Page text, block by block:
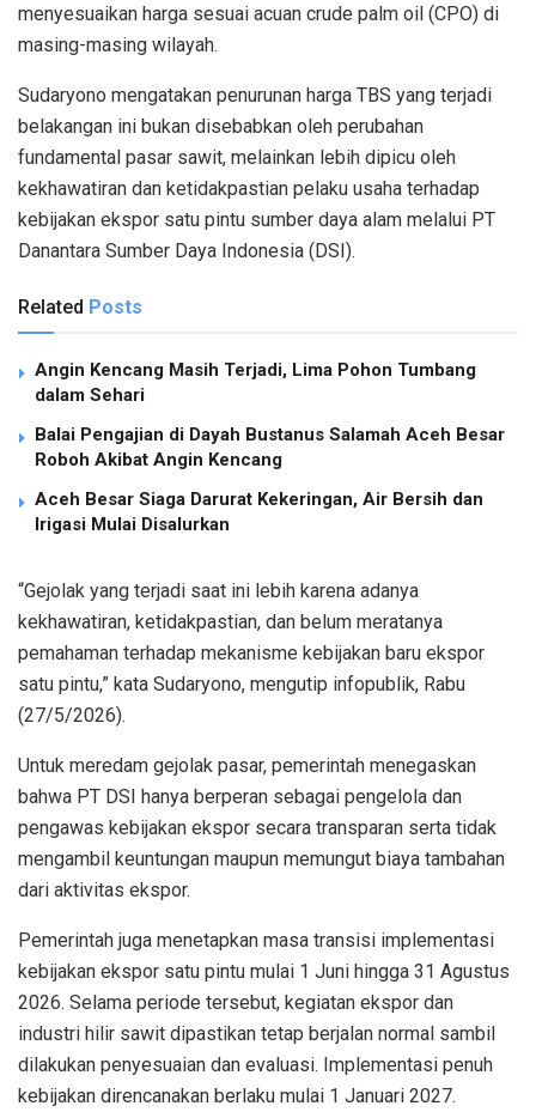
menyesuaikan harga sesuai acuan crude palm oil (CPO) di
masing-masing wilayah.
Sudaryono mengatakan penurunan harga TBS yang terjadi
belakangan ini bukan disebabkan oleh perubahan
fundamental pasar sawit, melainkan lebih dipicu oleh
kekhawatiran dan ketidakpastian pelaku usaha terhadap
kebijakan ekspor satu pintu sumber daya alam melalui PT
Danantara Sumber Daya Indonesia (DSI).
Related Posts
Angin Kencang Masih Terjadi, Lima Pohon Tumbang
dalam Sehari
Balai Pengajian di Dayah Bustanus Salamah Aceh Besar
Roboh Akibat Angin Kencang
Aceh Besar Siaga Darurat Kekeringan, Air Bersih dan
Irigasi Mulai Disalurkan
“Gejolak yang terjadi saat ini lebih karena adanya
kekhawatiran, ketidakpastian, dan belum meratanya
pemahaman terhadap mekanisme kebijakan baru ekspor
satu pintu,” kata Sudaryono, mengutip infopublik, Rabu
(27/5/2026).
Untuk meredam gejolak pasar, pemerintah menegaskan
bahwa PT DSI hanya berperan sebagai pengelola dan
pengawas kebijakan ekspor secara transparan serta tidak
mengambil keuntungan maupun memungut biaya tambahan
dari aktivitas ekspor.
Pemerintah juga menetapkan masa transisi implementasi
kebijakan ekspor satu pintu mulai 1 Juni hingga 31 Agustus
2026. Selama periode tersebut, kegiatan ekspor dan
industri hilir sawit dipastikan tetap berjalan normal sambil
dilakukan penyesuaian dan evaluasi. Implementasi penuh
kebijakan direncanakan berlaku mulai 1 Januari 2027.